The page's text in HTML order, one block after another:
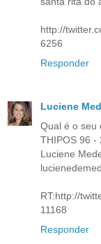
http://
6256
Responder
Luciene
Qual é o seu
THIPOS 96 -
Luciene
RT:http://
11168
Responder